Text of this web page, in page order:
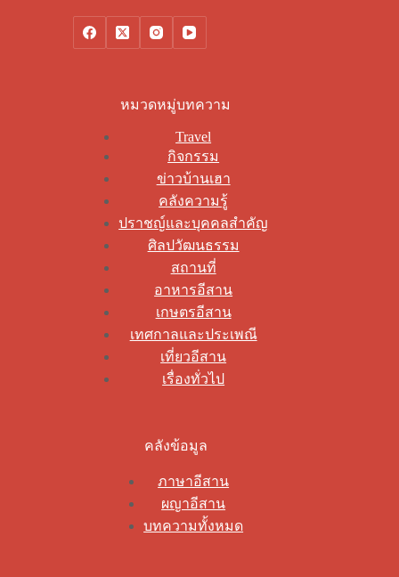
หมวดหมู่บทความ
Travel
กิจกรรม
ข่าวบ้านเฮา
คลังความรู้
ปราชญ์และบุคคลสำคัญ
ศิลปวัฒนธรรม
สถานที่
อาหารอีสาน
เกษตรอีสาน
เทศกาลและประเพณี
เที่ยวอีสาน
เรื่องทั่วไป
คลังข้อมูล
ภาษาอีสาน
ผญาอีสาน
บทความทั้งหมด